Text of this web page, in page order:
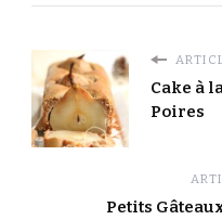
Cake à
Poires
Petits